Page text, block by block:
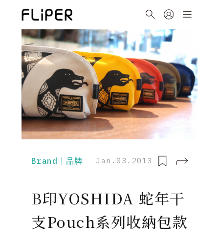
Brand｜品牌 Jan.03.2013
B印YOSHIDA 蛇年干
支Pouch系列收納包款